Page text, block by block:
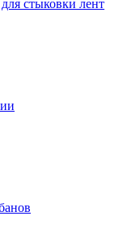
стыковки лент